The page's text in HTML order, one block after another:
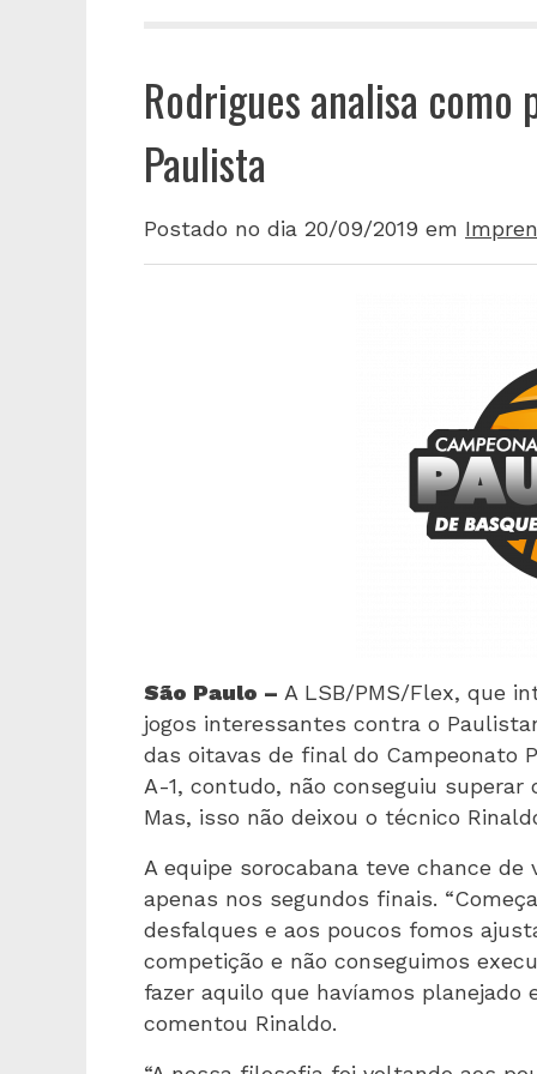
Rodrigues analisa
Paulista
Postado no dia 20/09/2019 em
São Paulo – A LSB/PMS/Flex, que
jogos interessantes contra o
das oitavas de final do Campeonato
A-1, contudo, não conseguiu
Mas, isso não deixou o técnico
A equipe sorocabana teve chance
apenas nos segundos finais.
desfalques e aos poucos fomos
competição e não conseguimos
fazer aquilo que havíamos planejado
comentou Rinaldo.